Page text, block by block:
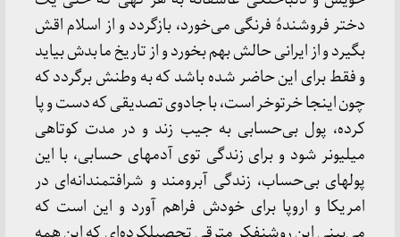
دختر فروشندۀ فرنگی می‌خورد، بازگردد و از اسلام اقش
بگیرد و از ایرانی حالش بهم بخورد و از تاریخ ما بدش بیاید
و فقط برای این حاضر شده باشد که به وطنش برگردد که
چون اینجا خرتوخر است، با جادوی تصدیقی که دست و پا
کرده، پول بی‌حسابی به جیب زند و در مدت کوتاهی
میلیونر شود و برای زندگی توی آدمهای حسابی، با این
پولهای بی‌حساب، زندگی آبرومند و شرافتمندانه‌ای در
امریکا و اروپا برای خودش فراهم آورد و این است که